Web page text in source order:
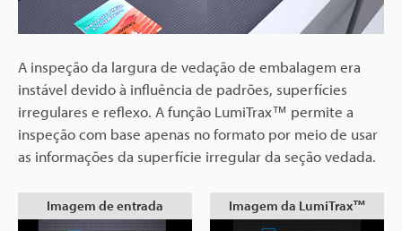
A inspeção da largura de vedação de embalagem era
instável devido à influência de padrões, superfícies
irregulares e reflexo. A função LumiTrax™ permite a
inspeção com base apenas no formato por meio de usar
as informações da superfície irregular da seção vedada.
Imagem de entrada Imagem da LumiTrax™